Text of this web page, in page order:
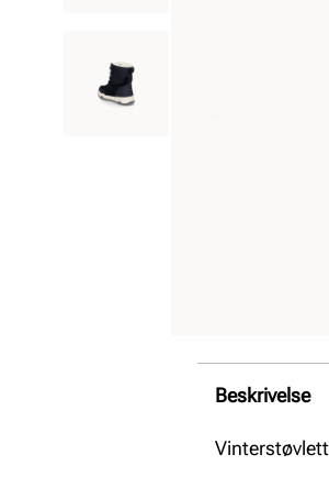
Beskrivelse